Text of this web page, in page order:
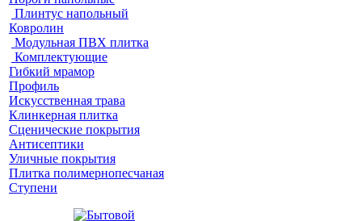
Плинтус напольный
Ковролин
Модульная ПВХ плитка
Комплектующие
Гибкий мрамор
Профиль
Искусственная трава
Клинкерная плитка
Сценические покрытия
Антисептики
Уличные покрытия
Плитка полимернопесчаная
Ступени